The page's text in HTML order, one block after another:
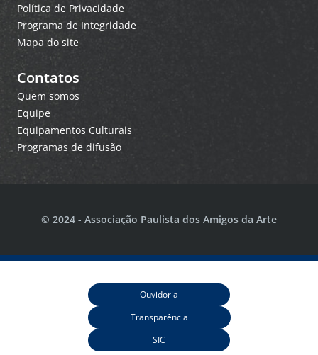
Política de Privacidade
Programa de Integridade
Mapa do site
Contatos
Quem somos
Equipe
Equipamentos Culturais
Programas de difusão
© 2024 - Associação Paulista dos Amigos da Arte
Ouvidoria
Transparência
SIC